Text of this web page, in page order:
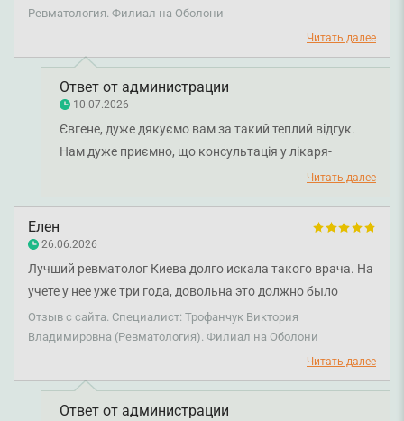
положительные впечатления после визита.
Ревматология. Филиал на Оболони
Читать далее
Ответ от администрации
10.07.2026
Євгене, дуже дякуємо вам за такий теплий відгук.
Нам дуже приємно, що консультація у лікаря-
алерголога Вікторії Трофанчук була для вас
зрозумілою та інформативною, а професійний підхід
фахівця повністю виправдав ваші очікування.
Бажаємо вам міцного здоров'я!
Читать далее
Елен
26.06.2026
Лучший ревматолог Киева долго искала такого врача. На
учете у нее уже три года, довольна это должно было
сказать. Очень внимательна ко всему, всегда диагноз и
лечение только положительные. Спасибо вам, что вы
Отзыв с сайта. Специалист: Трофанчук Виктория
Владимировна (Ревматология). Филиал на Оболони
Читать далее
Ответ от администрации